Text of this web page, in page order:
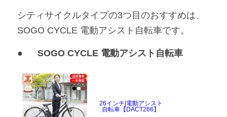
シティサイクルタイプの3つ目のおすすめは、
SOGO CYCLE 電動アシスト自転車です。
●
	SOGO CYCLE 電動アシスト自転車
26インチ|電動アシスト
自転車【DACT266】